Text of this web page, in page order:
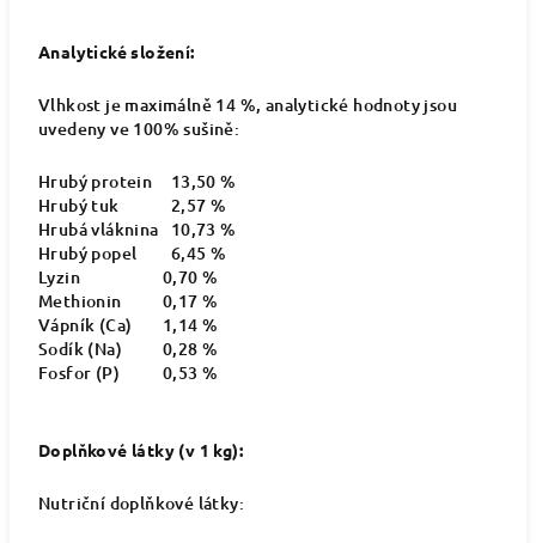
Analytické složení:
Vlhkost je maximálně 14 %, analytické hodnoty jsou
uvedeny ve 100% sušině:
Hrubý protein
13,50 %
Hrubý tuk
2,57 %
Hrubá vláknina
10,73 %
Hrubý popel
6,45 %
Lyzin
0,70 %
Methionin
0,17 %
Vápník (Ca)
1,14 %
Sodík (Na)
0,28 %
Fosfor (P)
0,53 %
Doplňkové látky (v 1 kg):
Nutriční doplňkové látky: